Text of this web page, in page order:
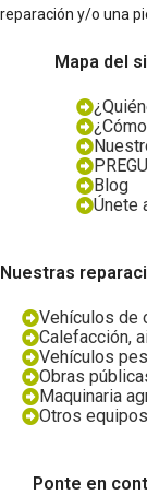
reparación y/o una
Mapa del
Blog
Únete
Nuestras
Vehículos de
Calefacción,
Vehículos
Obras
Maquinaria
Otros
Ponte en